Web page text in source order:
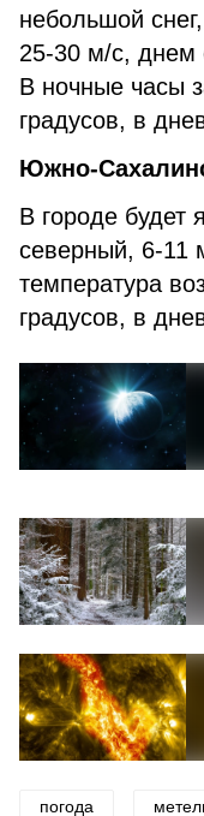
небольшой
25-30 м/с, днем
В ночные часы
градусов, в
Южно-
В городе будет
северный, 6-11
температура
градусов, в
погода